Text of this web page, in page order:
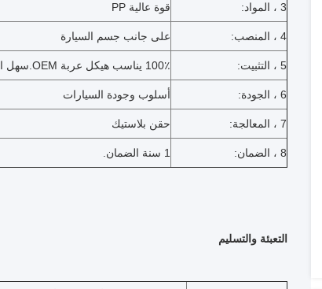
3 ، المواد: قوة عالية PP
4 ، المنصب: على جانب جسم السيارة
5 ، التثبيت: 100٪ يناسب هيكل عربة OEM.سهل التنصيب.
6 ، الجودة: أسلوب وجودة السيارات
7 ، المعالجة: حقن بلاستيك
8 ، الضمان: 1 سنة الضمان.
التعبئة والتسليم